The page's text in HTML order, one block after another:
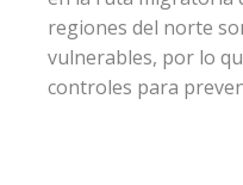
regiones del norte
vulnerables, por lo
controles para